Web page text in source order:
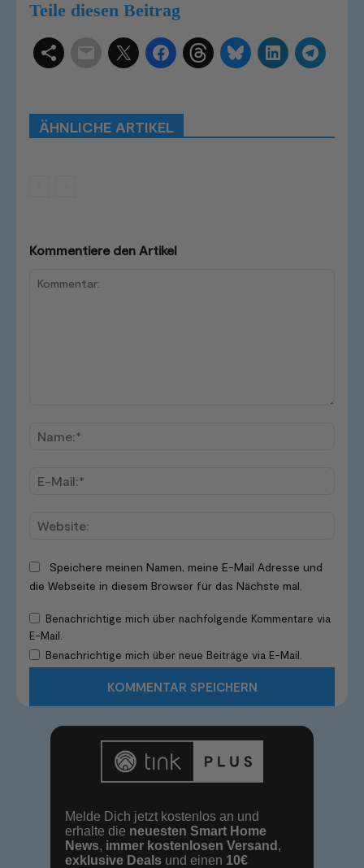
Teile diesen Beitrag
ÄHNLICHE ARTIKEL
Kommentiere den Artikel
Speichere meinen Namen, meine E-Mail Adresse und
die Webseite in diesem Browser für das Nächste mal.
Benachrichtige mich über nachfolgende Kommentare via
E-Mail.
Benachrichtige mich über neue Beiträge via E-Mail.
Melde Dich jetzt kostenlos an und
erhalte die neuesten Smart Home
News, immer kostenlosen Versand ,
exklusive Deals und einen 10€